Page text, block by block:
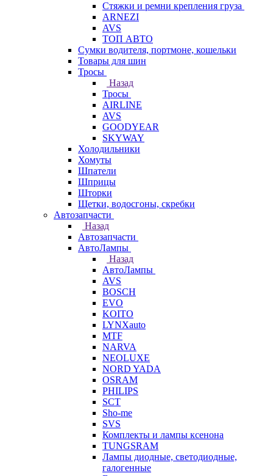
Стяжки и ремни крепления груза
ARNEZI
AVS
ТОП АВТО
Сумки водителя, портмоне, кошельки
Товары для шин
Тросы
Назад
Тросы
AIRLINE
AVS
GOODYEAR
SKYWAY
Холодильники
Хомуты
Шпатели
Шприцы
Шторки
Щетки, водосгоны, скребки
Автозапчасти
Назад
Автозапчасти
АвтоЛампы
Назад
АвтоЛампы
AVS
BOSCH
EVO
KOITO
LYNXauto
MTF
NARVA
NEOLUXE
NORD YADA
OSRAM
PHILIPS
SCT
Sho-me
SVS
Комплекты и лампы ксенона
TUNGSRAM
Лампы диодные, светодиодные,
галогенные